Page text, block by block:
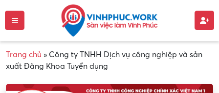
Trang chủ » Công ty TNHH Dịch vụ công nghiệp và sản
xuất Đăng Khoa Tuyển dụng